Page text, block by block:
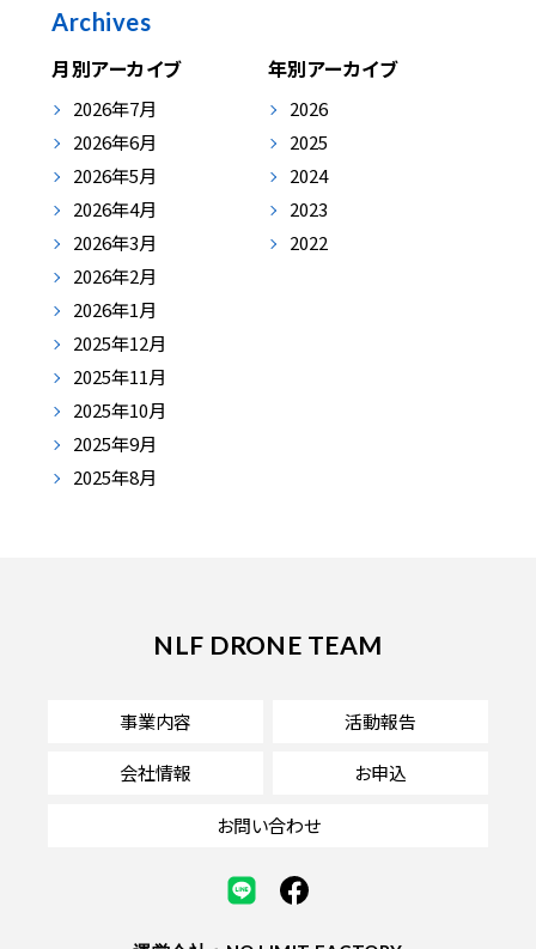
Archives
月別アーカイブ
2026年7月
2026年6月
2026年5月
2026年4月
2026年3月
2026年2月
2026年1月
2025年12月
2025年11月
2025年10月
2025年9月
2025年8月
年別アーカイブ
2026
2025
2024
2023
2022
NLF DRONE TEAM
事業内容 活動報告
会社情報 お申込
お問い合わせ